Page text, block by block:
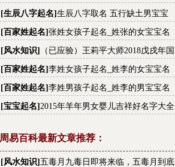
[生辰八字起名] 生辰八字取名 五行缺土男宝宝
名字大全
[百家姓起名] 张姓女孩子起名_姓张的女宝宝名
字_张姓高分名字大全
[风水知识]
（已应验）王莉平大师2018戊戌年国
际国内大事件预测
[百家姓起名] 李姓女孩子起名_姓李的女宝宝名
字_李姓高分名字大全
[百家姓起名] 李姓男孩子起名_姓李的男宝宝名
字_李姓高分名字大全
[宝宝起名] 2015年羊年男女婴儿吉祥好名字大全
周易百科最新文章推荐：
[风水知识] 五毒月九毒日即将来临，五毒月到底